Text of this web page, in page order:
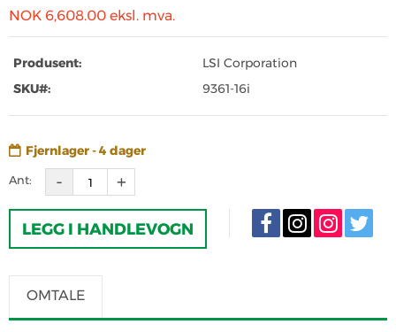
NOK 6,608.00 eksl. mva.
Produsent:
LSI Corporation
SKU#:
9361-16i
Fjernlager - 4 dager
Ant:
LEGG I HANDLEVOGN
OMTALE